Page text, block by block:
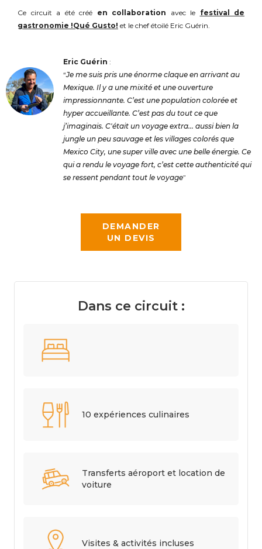
Ce circuit a été créé en collaboration avec le festival de
gastronomie !Qué Gusto! et le chef étoilé Eric Guérin.
Eric Guérin :
“Je me suis pris une énorme claque en arrivant au
Mexique. Il y a une mixité et une ouverture
impressionnante. C’est une population colorée et
hyper accueillante. C’est pas du tout ce que
j’imaginais. C'était un voyage extra... aussi bien la
jungle un peu sauvage et les villages colorés que
Mexico City, une super ville avec une belle énergie. Ce
qui a rendu le voyage fort, c’est cette authenticité qui
se ressent pendant tout le voyage”
DEMANDER
UN DEVIS
Dans ce circuit :
10 expériences culinaires
Transferts aéroport et location de
voiture
Visites & activités incluses